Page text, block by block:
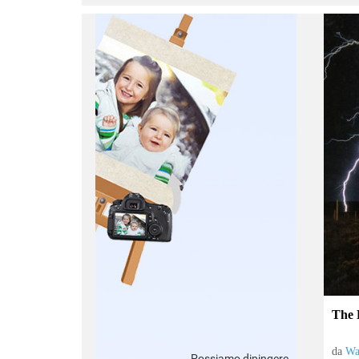
The
da